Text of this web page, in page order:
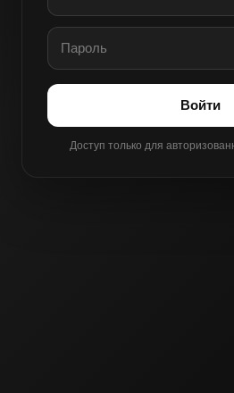
Войти
Доступ только для